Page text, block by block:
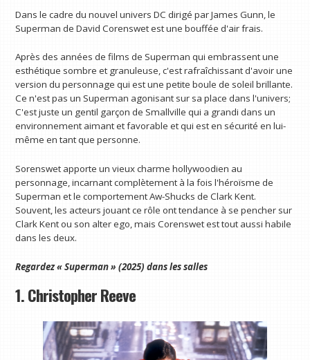
Dans le cadre du nouvel univers DC dirigé par James Gunn, le
Superman de David Corenswet est une bouffée d'air frais.
Après des années de films de Superman qui embrassent une
esthétique sombre et granuleuse, c'est rafraîchissant d'avoir une
version du personnage qui est une petite boule de soleil brillante.
Ce n'est pas un Superman agonisant sur sa place dans l'univers;
C'est juste un gentil garçon de Smallville qui a grandi dans un
environnement aimant et favorable et qui est en sécurité en lui-
même en tant que personne.
Sorenswet apporte un vieux charme hollywoodien au
personnage, incarnant complètement à la fois l'héroïsme de
Superman et le comportement Aw-Shucks de Clark Kent.
Souvent, les acteurs jouant ce rôle ont tendance à se pencher sur
Clark Kent ou son alter ego, mais Corenswet est tout aussi habile
dans les deux.
Regardez « Superman » (2025) dans les salles
1. Christopher Reeve